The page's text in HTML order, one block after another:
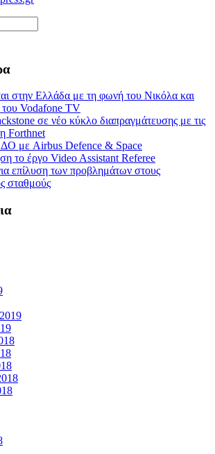
στην Ελλάδα με τη φωνή του Νικόλα και
του Vodafone TV
σε νέο κύκλο διαπραγμάτευσης με τις
Forthnet
με Airbus Defence & Space
το έργο Video Assistant Referee
επίλυση των προβλημάτων στους
σταθμούς